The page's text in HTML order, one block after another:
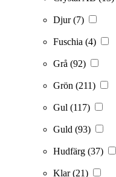
Djur(7)
Fuschia (4)
Grå (92)
Grön (211)
Gul (117)
Guld (93)
Hudfärg (37)
Klar(21)